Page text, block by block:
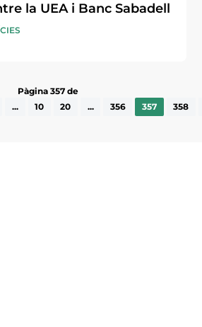
la UEA i Banc Sabadell
Pàgina 357 de
... 10 20 ... 356 357 358